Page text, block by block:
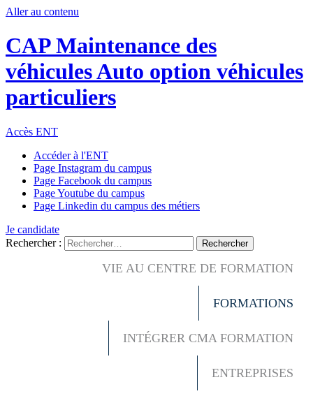
Aller au contenu
CAP Maintenance des
véhicules Auto option véhicules
particuliers
Accès ENT
Accéder à l'ENT
Page Instagram du campus
Page Facebook du campus
Page Youtube du campus
Page Linkedin du campus des métiers
Je candidate
Rechercher :
VIE AU CENTRE DE FORMATION
FORMATIONS
INTÉGRER CMA FORMATION
ENTREPRISES